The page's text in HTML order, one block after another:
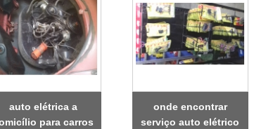
auto elétrica a
para carros
onde encontrar
serviço auto elétrico